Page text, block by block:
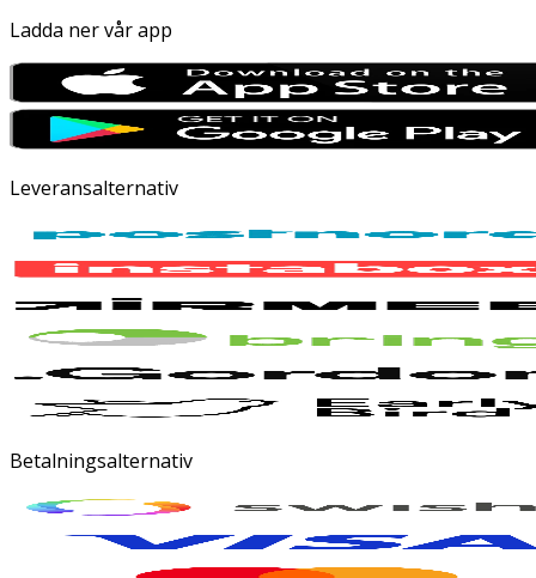
Ladda ner vår app
Leveransalternativ
Betalningsalternativ